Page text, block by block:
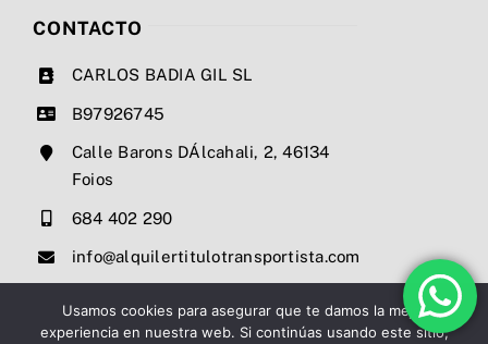
Nosotros
Precios
Contacto
CONTACTO
CARLOS BADIA GIL SL
B97926745
Calle Barons DÁlcahali, 2, 46134
Foios
684 402 290
info@alquilertitulotransportista.com
Usamos cookies para asegurar que te damos la mejor
experiencia en nuestra web. Si continúas usando este sitio,